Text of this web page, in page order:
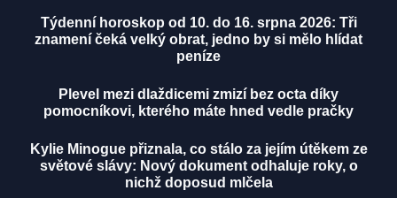
Týdenní horoskop od 10. do 16. srpna 2026: Tři
znamení čeká velký obrat, jedno by si mělo hlídat
peníze
Plevel mezi dlaždicemi zmizí bez octa díky
pomocníkovi, kterého máte hned vedle pračky
Kylie Minogue přiznala, co stálo za jejím útěkem ze
světové slávy: Nový dokument odhaluje roky, o
nichž doposud mlčela